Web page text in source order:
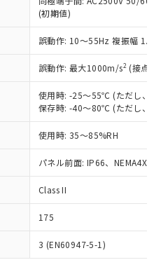
(初期値)
誤動作: 10～55Hz 複振幅
誤動作: 最大1000m/s2 (接点
使用時: -25～55℃ (ただし、氷
保存時: -40～80℃ (ただし、氷
使用時: 35～85%RH
パネル前面: IP66、NEMA4X,
Class II
175
3 (EN60947-5-1)
および標準価格はお客
またはお客様担当のオ
販売店・当社販売員に
器販売店や当社販売拠
トワーク
」をご確認
第三者に漏洩または開
いします。
部品リスト作成サー
ただくには、I-Web
登録されている必要が
ブサイト上で当社にご
リストについて、当社
利用者が、当社の製
ル酸ビス(2-エチルヘキシ
以下、フタル酸ブチ
タル酸ジイソブチル
視および制御機器に対する
については閾値を超える意
しています。
況などにより、予定
ります。
ウンロード
ポリ臭化ジフェニルエーテ
フタル酸ブチルベンジ
ルヘキシル)) : 1000ppm
物質）のすべてが基
示します。
況下において有害物
環境に深刻な影響を
します。
破棄する場合は、完
、違法に輸出されな
を講じます。
、核兵器、ミサイ
生物兵器またはその他
らの製造装置等に一切
品を第三者に販売する
2および3の内容を当
します。また当社は、
売に係わる関係者が違
せん。
の在庫あり
満たないが在庫あり
新の在庫状況につ
客様のお取引先、ま
担当のオムロン制御
・当社販売員にご確
種、また在庫状況の
ていない機種